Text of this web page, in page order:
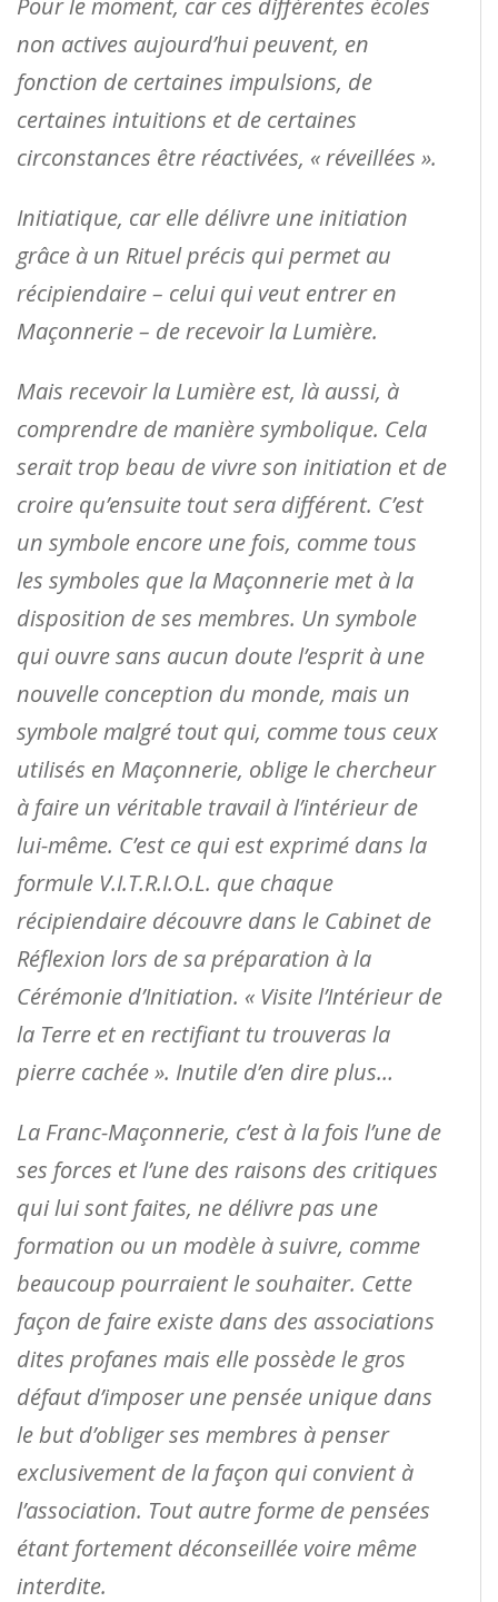
non actives aujourd’hui peuvent, en
fonction de certaines impulsions, de
certaines intuitions et de certaines
circonstances être réactivées, « réveillées ».
Initiatique, car elle délivre une initiation
grâce à un Rituel précis qui permet au
récipiendaire – celui qui veut entrer en
Maçonnerie – de recevoir la Lumière.
Mais recevoir la Lumière est, là aussi, à
comprendre de manière symbolique. Cela
serait trop beau de vivre son initiation et de
croire qu’ensuite tout sera différent. C’est
un symbole encore une fois, comme tous
les symboles que la Maçonnerie met à la
disposition de ses membres. Un symbole
qui ouvre sans aucun doute l’esprit à une
nouvelle conception du monde, mais un
symbole malgré tout qui, comme tous ceux
utilisés en Maçonnerie, oblige le chercheur
à faire un véritable travail à l’intérieur de
lui-même. C’est ce qui est exprimé dans la
formule V.I.T.R.I.O.L. que chaque
récipiendaire découvre dans le Cabinet de
Réflexion lors de sa préparation à la
Cérémonie d’Initiation. « Visite l’Intérieur de
la Terre et en rectifiant tu trouveras la
pierre cachée ». Inutile d’en dire plus…
La Franc-Maçonnerie, c’est à la fois l’une de
ses forces et l’une des raisons des critiques
qui lui sont faites, ne délivre pas une
formation ou un modèle à suivre, comme
beaucoup pourraient le souhaiter. Cette
façon de faire existe dans des associations
dites profanes mais elle possède le gros
défaut d’imposer une pensée unique dans
le but d’obliger ses membres à penser
exclusivement de la façon qui convient à
l’association. Tout autre forme de pensées
étant fortement déconseillée voire même
interdite.